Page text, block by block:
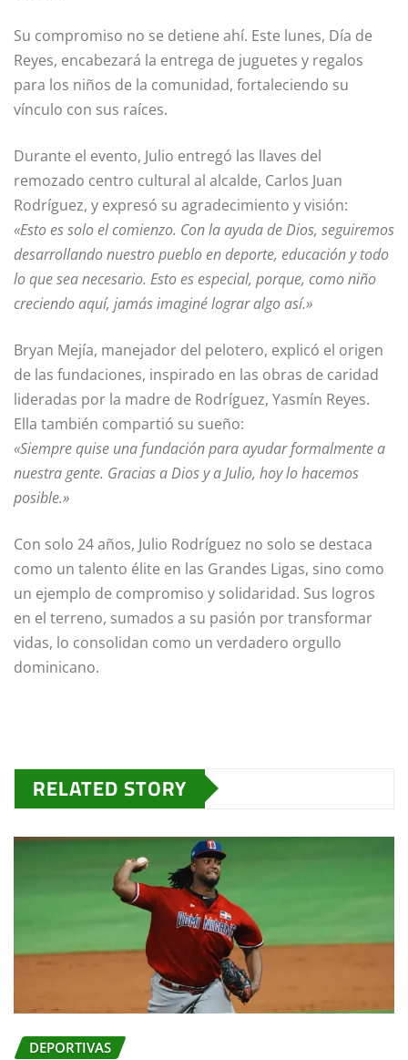
Su compromiso no se detiene ahí. Este lunes, Día de
Reyes, encabezará la entrega de juguetes y regalos
para los niños de la comunidad, fortaleciendo su
vínculo con sus raíces.
Durante el evento, Julio entregó las llaves del
remozado centro cultural al alcalde, Carlos Juan
Rodríguez, y expresó su agradecimiento y visión:
«Esto es solo el comienzo. Con la ayuda de Dios, seguiremos
desarrollando nuestro pueblo en deporte, educación y todo
lo que sea necesario. Esto es especial, porque, como niño
creciendo aquí, jamás imaginé lograr algo así.»
Bryan Mejía, manejador del pelotero, explicó el origen
de las fundaciones, inspirado en las obras de caridad
lideradas por la madre de Rodríguez, Yasmín Reyes.
Ella también compartió su sueño:
«Siempre quise una fundación para ayudar formalmente a
nuestra gente. Gracias a Dios y a Julio, hoy lo hacemos
posible.»
Con solo 24 años, Julio Rodríguez no solo se destaca
como un talento élite en las Grandes Ligas, sino como
un ejemplo de compromiso y solidaridad. Sus logros
en el terreno, sumados a su pasión por transformar
vidas, lo consolidan como un verdadero orgullo
dominicano.
RELATED STORY
DEPORTIVAS